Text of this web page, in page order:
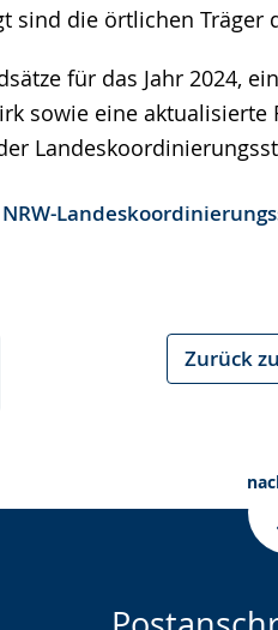
sind die örtlichen Träger
für das Jahr 2024,
sowie eine
Zurück